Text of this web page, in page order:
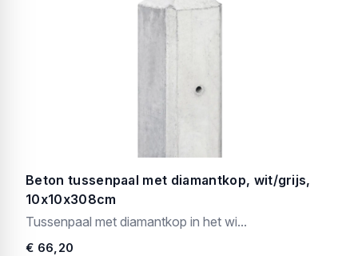
Beton tussenpaal met diamantkop, wit/grijs,
10x10x308cm
Tussenpaal met diamantkop in het wi...
€ 66,20